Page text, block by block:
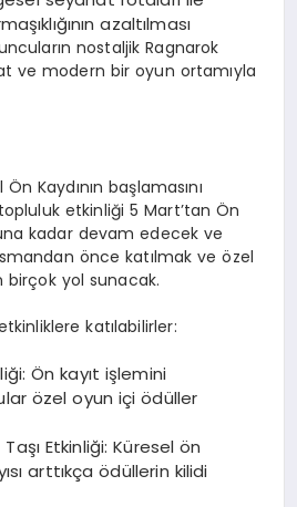
azaltılması
nostaljik Ragnarok
ve modern bir oyun ortamıyla
Kaydının başlamasını
etkinliği5 Mart’tan Ön
kadar devam edecek ve
önce katılmak ve özel
yol sunacak.
katılabilirler:
: Ön kayıt işlemini
özel oyun içi ödüller
Etkinliği: Küresel ön
arttıkça ödüllerin kilidi